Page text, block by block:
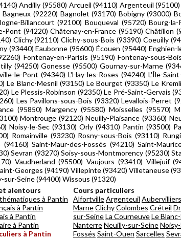
Andilly (95580) Arcueil (94110) Argenteuil
Bagneux (92220) Bagnolet (93170) Bobigny (93000)
Billancourt (92100) Bouqueval (95720) Bourg-
Pont (94220) Châtenay-en-France (95190) Châtillon
Clichy (92110) Clichy-sous-Bois (93390) Coeuilly
(93440) Eaubonne (95600) Écouen (95440)
Fontenay-en-Parisis (95190) Fontenay-sous-
(94250) Gonesse (95500) Gournay-sur-Marne
le-Pont (94340) L'Hay-les-Roses (94240) L'Île-
Le Blanc-Mesnil (93150) Le Bourget (93350) Le
Le Plessis-Robinson (92350) Le Pré-Saint-Gervais
Les Pavillons-sous-Bois (93320) Levallois-Perret
(95850) Margency (95580) Moisselles (95570)
Montrouge (92120) Neuilly-Plaisance (93360)
Noisy-le-Sec (93130) Orly (94310) Pantin (93500)
Romainville (93230) Rosny-sous-Bois (93110)
(94160) Saint-Maur-des-Fossés (94210) Saint-
Sevran (93270) Soisy-sous-Montmorency (95230)
Vaudherland (95500) Vaujours (93410) Villejuif
Georges (94190) Villepinte (93420) Villetaneuse
sur-Seine (94400) Wissous (91320)
alentours
à Pantin
à Pantin
à Pantin
à Pantin
à Pantin
Cours particuliers
AlfortvilleArgenteuil Aubervilliers
MarneClichyColombes Créteil
sur-SeineLa CourneuveLe
NanterreNeuilly-sur-Seine
Fossés Saint-Ouen Sarcelles